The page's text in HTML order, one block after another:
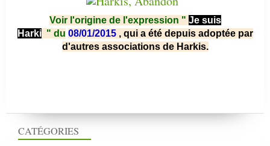
CATÉGORIES
Voir l'origine de l'expression " Je suis
Harki " du 08/01/2015 , qui a été depuis adoptée par
d'autres associations de Harkis.